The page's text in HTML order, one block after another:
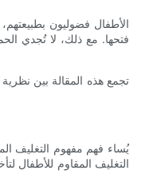
الأطفال فضوليون
فتحها. مع ذلك، لا تُجدي
تجمع هذه المقالة بين
يُساء فهم مفهوم التغليف
التغليف المقاوم للأطفال